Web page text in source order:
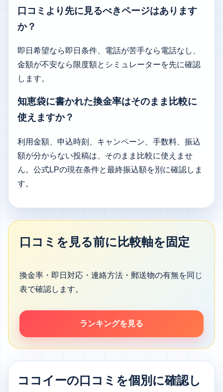
口コミより先に見るべきページはあります
か？
即日希望なら即日条件、電話が苦手なら電話なし、
金額が不安なら限度額とシミュレーターを先に確認
します。
知恵袋に書かれた換金率はそのまま比較に
使えますか？
利用金額、申込時刻、キャンペーン、手数料、振込
額が分からない投稿は、そのまま比較に使えませ
ん。公式LPの現在条件と最終振込額を別に確認しま
す。
口コミを見る前に比較軸を固定
換金率・即日対応・連絡方法・郵送物の有無を同じ
表で確認します。
ランキングを見る
ココイーの口コミを個別に確認し